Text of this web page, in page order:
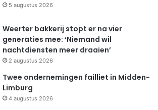
5 augustus 2026
Weerter bakkerij stopt er na vier
generaties mee: ‘Niemand wil
nachtdiensten meer draaien’
2 augustus 2026
Twee ondernemingen failliet in Midden-
Limburg
4 augustus 2026